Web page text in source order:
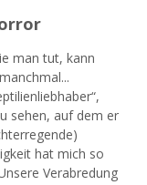
man tut, kann
sehen, auf dem er
hat mich so
Verabredung